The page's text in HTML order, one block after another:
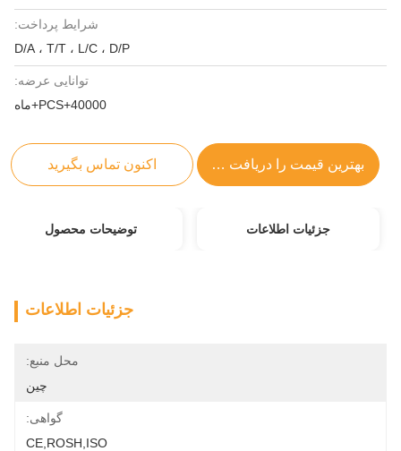
شرایط پرداخت:
D/A ، T/T ، L/C ، D/P
توانایی عرضه:
40000+PCS+ماه
بهترین قیمت را دریافت کنید اکنون تماس بگیرید
جزئیات اطلاعات توضیحات محصول
جزئیات اطلاعات
محل منبع:
چین
گواهی:
CE,ROSH,ISO